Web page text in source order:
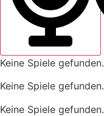
Keine Spiele gefunden.
Keine Spiele gefunden.
Keine Spiele gefunden.